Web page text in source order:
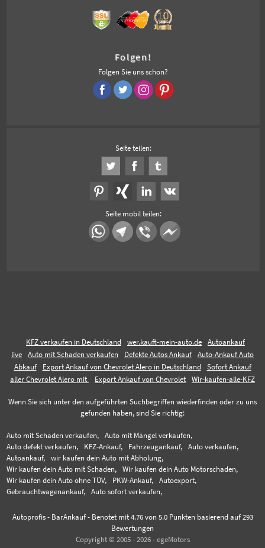
Folgen!
Folgen Sie uns schon?
Seite teilen:
Seite mobil teilen:
KFZ verkaufen in Deutschland wer.kauft-mein-auto.de
Autoankauf
live
Auto mit Schaden verkaufen Defekte Autos Ankauf
Auto-Ankauf Auto
Abkauf
Export Ankauf von Chevrolet Alero in Deutschland
Sofort Ankauf
aller Chevrolet Alero mit
Export Ankauf von Chevrolet Wir-kaufen-alle-KFZ
Wenn Sie sich unter den aufgeführten Suchbegriffen wiederfinden oder zu uns
gefunden haben, sind Sie richtig:
Auto mit Schaden verkaufen,
Auto mit Mängel verkaufen,
Auto defekt verkaufen,
KFZ-Ankauf, Fahrzeugankauf,
Auto verkaufen,
Autoankauf,
wir kaufen dein Auto mit Abholung,
Wir kaufen dein Auto mit Schaden,
Wir kaufen dein Auto Motorschaden,
Wir kaufen dein Auto ohne TÜV,
PKW-Ankauf,
Autoexport,
Gebrauchtwagenankauf,
Auto sofort verkaufen,
Autoprofis - BarAnkauf- Benotet mit 4.76von 5.0 Punkten basierend auf 293
Bewertungen
Copyright © 2005 - 2026 - egeMotors